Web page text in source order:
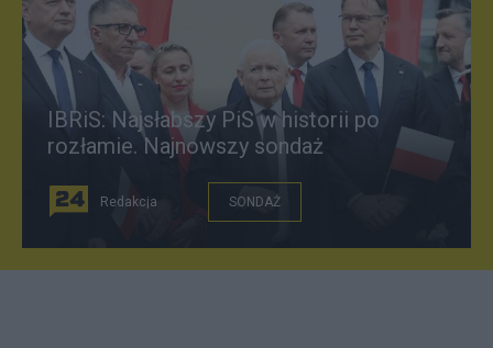
IBRiS: Najsłabszy PiS w historii po
rozłamie. Najnowszy sondaż
Redakcja SONDAŻ